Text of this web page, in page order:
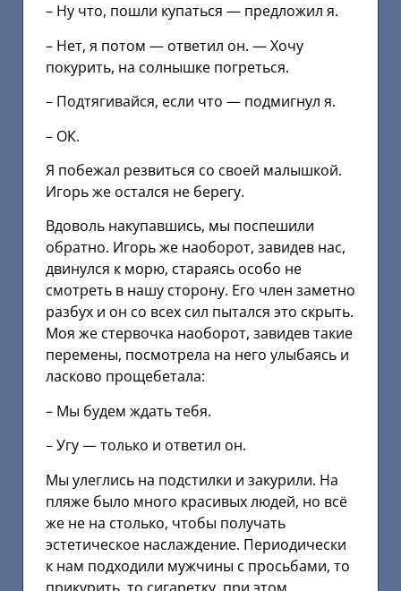
– Ну что, пошли купаться — предложил я.
– Нет, я потом — ответил он. — Хочу
покурить, на солнышке погреться.
– Подтягивайся, если что — подмигнул я.
– ОК.
Я побежал резвиться со своей малышкой.
Игорь же остался не берегу.
Вдоволь накупавшись, мы поспешили
обратно. Игорь же наоборот, завидев нас,
двинулся к морю, стараясь особо не
смотреть в нашу сторону. Его член заметно
разбух и он со всех сил пытался это скрыть.
Моя же стервочка наоборот, завидев такие
перемены, посмотрела на него улыбаясь и
ласково прощебетала:
– Мы будем ждать тебя.
– Угу — только и ответил он.
Мы улеглись на подстилки и закурили. На
пляже было много красивых людей, но всё
же не на столько, чтобы получать
эстетическое наслаждение. Периодически
к нам подходили мужчины с просьбами, то
прикурить, то сигаретку, при этом